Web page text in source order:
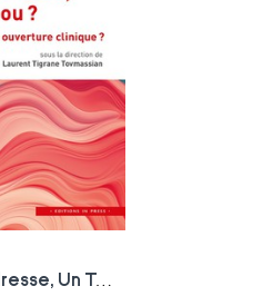
La Tendresse, Un Tabou ? Impasse Ou Ouverture En Clinique ?